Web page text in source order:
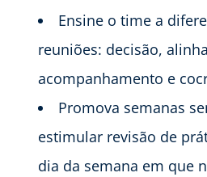
Ensine o time a
reuniões: decisão,
acompanhamento e
Promova semanas
estimular revisão de
dia da semana em que